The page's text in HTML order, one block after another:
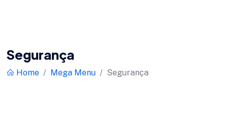
Segurança
Home Mega Menu Segurança